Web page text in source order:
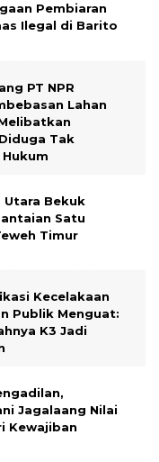
Pembiaran
Ilegal di Barito
PT NPR
Lahan
Tak
Bekuk
Satu
Timur
Kecelakaan
Publik Menguat:
K3 Jadi
Jagalaang Nilai
Kewajiban